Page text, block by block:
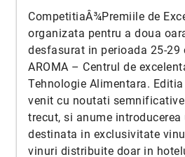
CompetitiaÂ¾Premiile de
organizata pentru a doua
desfasurat in perioada 25-29
AROMA – Centrul de
Tehnologie Alimentara.
venit cu noutati semnificative
trecut, si anume introducerea
destinata in exclusivitate
vinuri distribuite doar in